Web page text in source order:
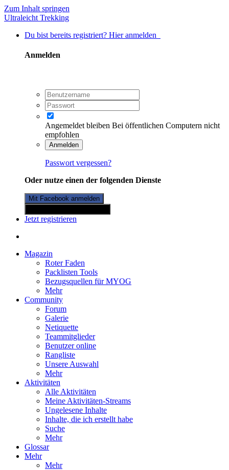
Zum Inhalt springen
Ultraleicht Trekking
Du bist bereits registriert? Hier anmelden
Anmelden
Angemeldet bleiben Bei öffentlichen Computern nicht
empfohlen
Anmelden
Passwort vergessen?
Oder nutze einen der folgenden Dienste
Mit Facebook anmelden
Jetzt registrieren
Magazin
Roter Faden
Packlisten Tools
Bezugsquellen für MYOG
Mehr
Community
Forum
Galerie
Netiquette
Teammitglieder
Benutzer online
Rangliste
Unsere Auswahl
Mehr
Aktivitäten
Alle Aktivitäten
Meine Aktivitäten-Streams
Ungelesene Inhalte
Inhalte, die ich erstellt habe
Suche
Mehr
Glossar
Mehr
Mehr